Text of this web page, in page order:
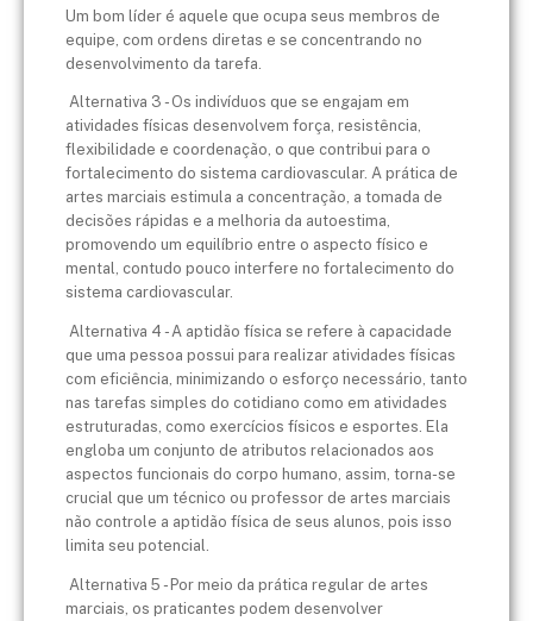
Um bom líder é aquele que ocupa seus membros de
equipe, com ordens diretas e se concentrando no
desenvolvimento da tarefa.
Alternativa 3 - Os indivíduos que se engajam em
atividades físicas desenvolvem força, resistência,
flexibilidade e coordenação, o que contribui para o
fortalecimento do sistema cardiovascular. A prática de
artes marciais estimula a concentração, a tomada de
decisões rápidas e a melhoria da autoestima,
promovendo um equilíbrio entre o aspecto físico e
mental, contudo pouco interfere no fortalecimento do
sistema cardiovascular.
Alternativa 4 - A aptidão física se refere à capacidade
que uma pessoa possui para realizar atividades físicas
com eficiência, minimizando o esforço necessário, tanto
nas tarefas simples do cotidiano como em atividades
estruturadas, como exercícios físicos e esportes. Ela
engloba um conjunto de atributos relacionados aos
aspectos funcionais do corpo humano, assim, torna-se
crucial que um técnico ou professor de artes marciais
não controle a aptidão física de seus alunos, pois isso
limita seu potencial.
Alternativa 5 - Por meio da prática regular de artes
marciais, os praticantes podem desenvolver